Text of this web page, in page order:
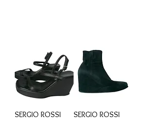
SERGIO ROSSI
SERGIO ROSSI